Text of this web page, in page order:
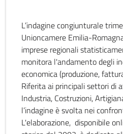
L’indagine congiunturale
Unioncamere Emilia-
imprese regionali
monitora l'andamento degli
economica (produzione,
Riferita ai principali settori di
Industria, Costruzioni,
l’indagine è svolta nei
L'elaborazione, disponibile